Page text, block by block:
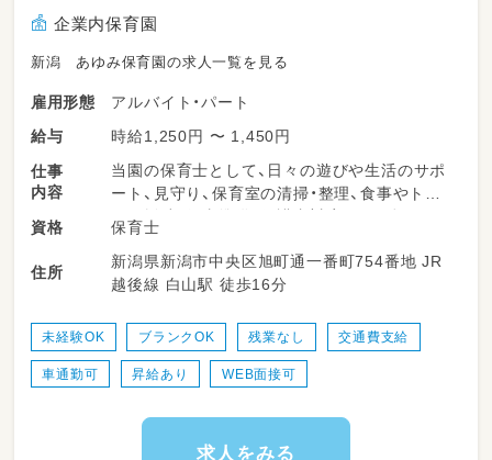
企業内保育園
新潟 あゆみ保育園の求人一覧を見る
雇用形態
アルバイト・パート
給与
時給1,250円 〜 1,450円
仕事
内容
当園の保育士として、日々の遊びや生活のサポ
ート、見守り、保育室の清掃・整理、食事やトイ
レの援助、行事準備、保護者対応などを担いま
す。柔軟な保育環境の中で、子どもたち一人ひ
とりにしっかり向き合える時間が多くありま
す。勤務日数や時間は相談可能で、ライフスタ
＜スケジュール例＞
・11:00～昼食
・15:00～自発的な活動(室内遊び/お散歩)
・18:00～降園
資格 保育士
住所
新潟県新潟市中央区旭町通一番町754番地 JR
越後線 白山駅 徒歩16分
未経験OK ブランクOK 残業なし 交通費支給
車通勤可 昇給あり WEB面接可
求人をみる